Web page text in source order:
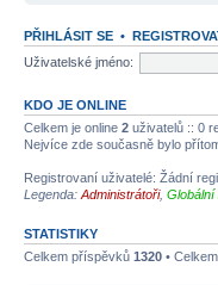
PŘIHLÁSIT SE •
Uživatelské jméno:
KDO JE ONLINE
Celkem je online 2 uživatelů :: 0
Nejvíce zde současně bylo
Registrovaní uživatelé: Žádní
Legenda: Administrátoři, Globální
STATISTIKY
Celkem příspěvků 1320 •